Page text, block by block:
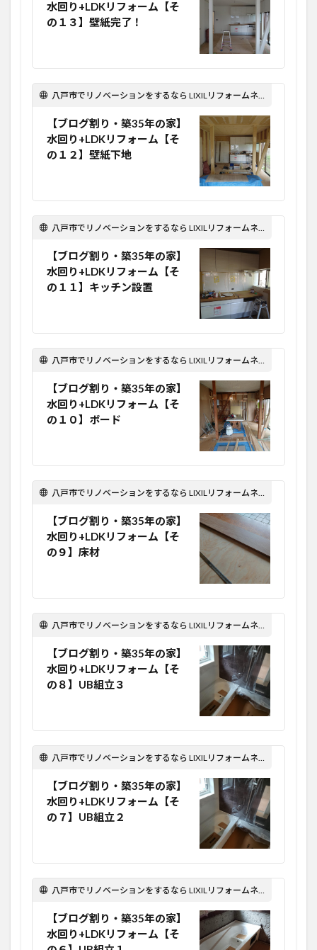
水回り+LDKリフォーム【そ
の１３】壁紙完了！
八戸市でリノベーションをするなら LIXILリフォームネット Optima Reform！
【ブログ割り・築35年の家】
水回り+LDKリフォーム【そ
の１２】壁紙下地
八戸市でリノベーションをするなら LIXILリフォームネット Optima Reform！
【ブログ割り・築35年の家】
水回り+LDKリフォーム【そ
の１１】キッチン設置
八戸市でリノベーションをするなら LIXILリフォームネット Optima Reform！
【ブログ割り・築35年の家】
水回り+LDKリフォーム【そ
の１０】ボード
八戸市でリノベーションをするなら LIXILリフォームネット Optima Reform！
【ブログ割り・築35年の家】
水回り+LDKリフォーム【そ
の９】床材
八戸市でリノベーションをするなら LIXILリフォームネット Optima Reform！
【ブログ割り・築35年の家】
水回り+LDKリフォーム【そ
の８】UB組立３
八戸市でリノベーションをするなら LIXILリフォームネット Optima Reform！
【ブログ割り・築35年の家】
水回り+LDKリフォーム【そ
の７】UB組立２
八戸市でリノベーションをするなら LIXILリフォームネット Optima Reform！
【ブログ割り・築35年の家】
水回り+LDKリフォーム【そ